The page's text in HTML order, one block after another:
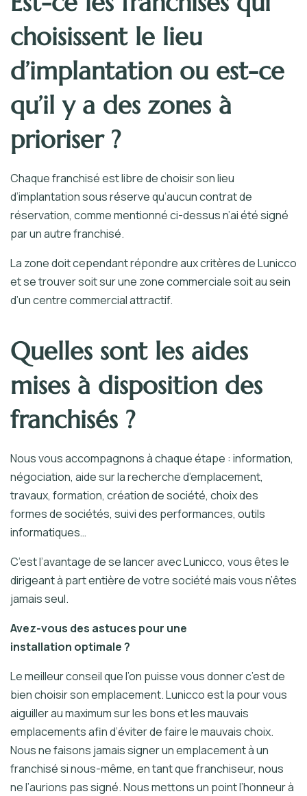
choisissent le lieu
d’implantation ou est-ce
qu’il y a des zones à
prioriser ?
Chaque franchisé est libre de choisir son lieu
d’implantation sous réserve qu’aucun contrat de
réservation, comme mentionné ci-dessus n’ai été signé
par un autre franchisé.
La zone doit cependant répondre aux critères de Lunicco
et se trouver soit sur une zone commerciale soit au sein
d’un centre commercial attractif.
Quelles sont les aides
mises à disposition des
franchisés ?
Nous vous accompagnons à chaque étape : information,
négociation, aide sur la recherche d’emplacement,
travaux, formation, création de société, choix des
formes de sociétés, suivi des performances, outils
informatiques…
C’est l’avantage de se lancer avec Lunicco, vous êtes le
dirigeant à part entière de votre société mais vous n’êtes
jamais seul.
Avez-vous des astuces pour une
installation optimale ?
Le meilleur conseil que l’on puisse vous donner c’est de
bien choisir son emplacement. Lunicco est la pour vous
aiguiller au maximum sur les bons et les mauvais
emplacements afin d’éviter de faire le mauvais choix.
Nous ne faisons jamais signer un emplacement à un
franchisé si nous-même, en tant que franchiseur, nous
ne l’aurions pas signé. Nous mettons un point l’honneur à